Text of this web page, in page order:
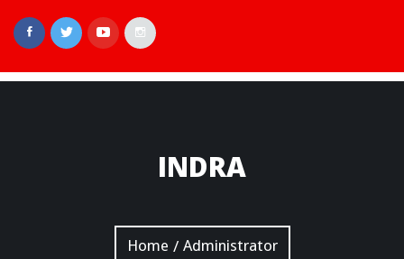
INDRA
Home / Administrator